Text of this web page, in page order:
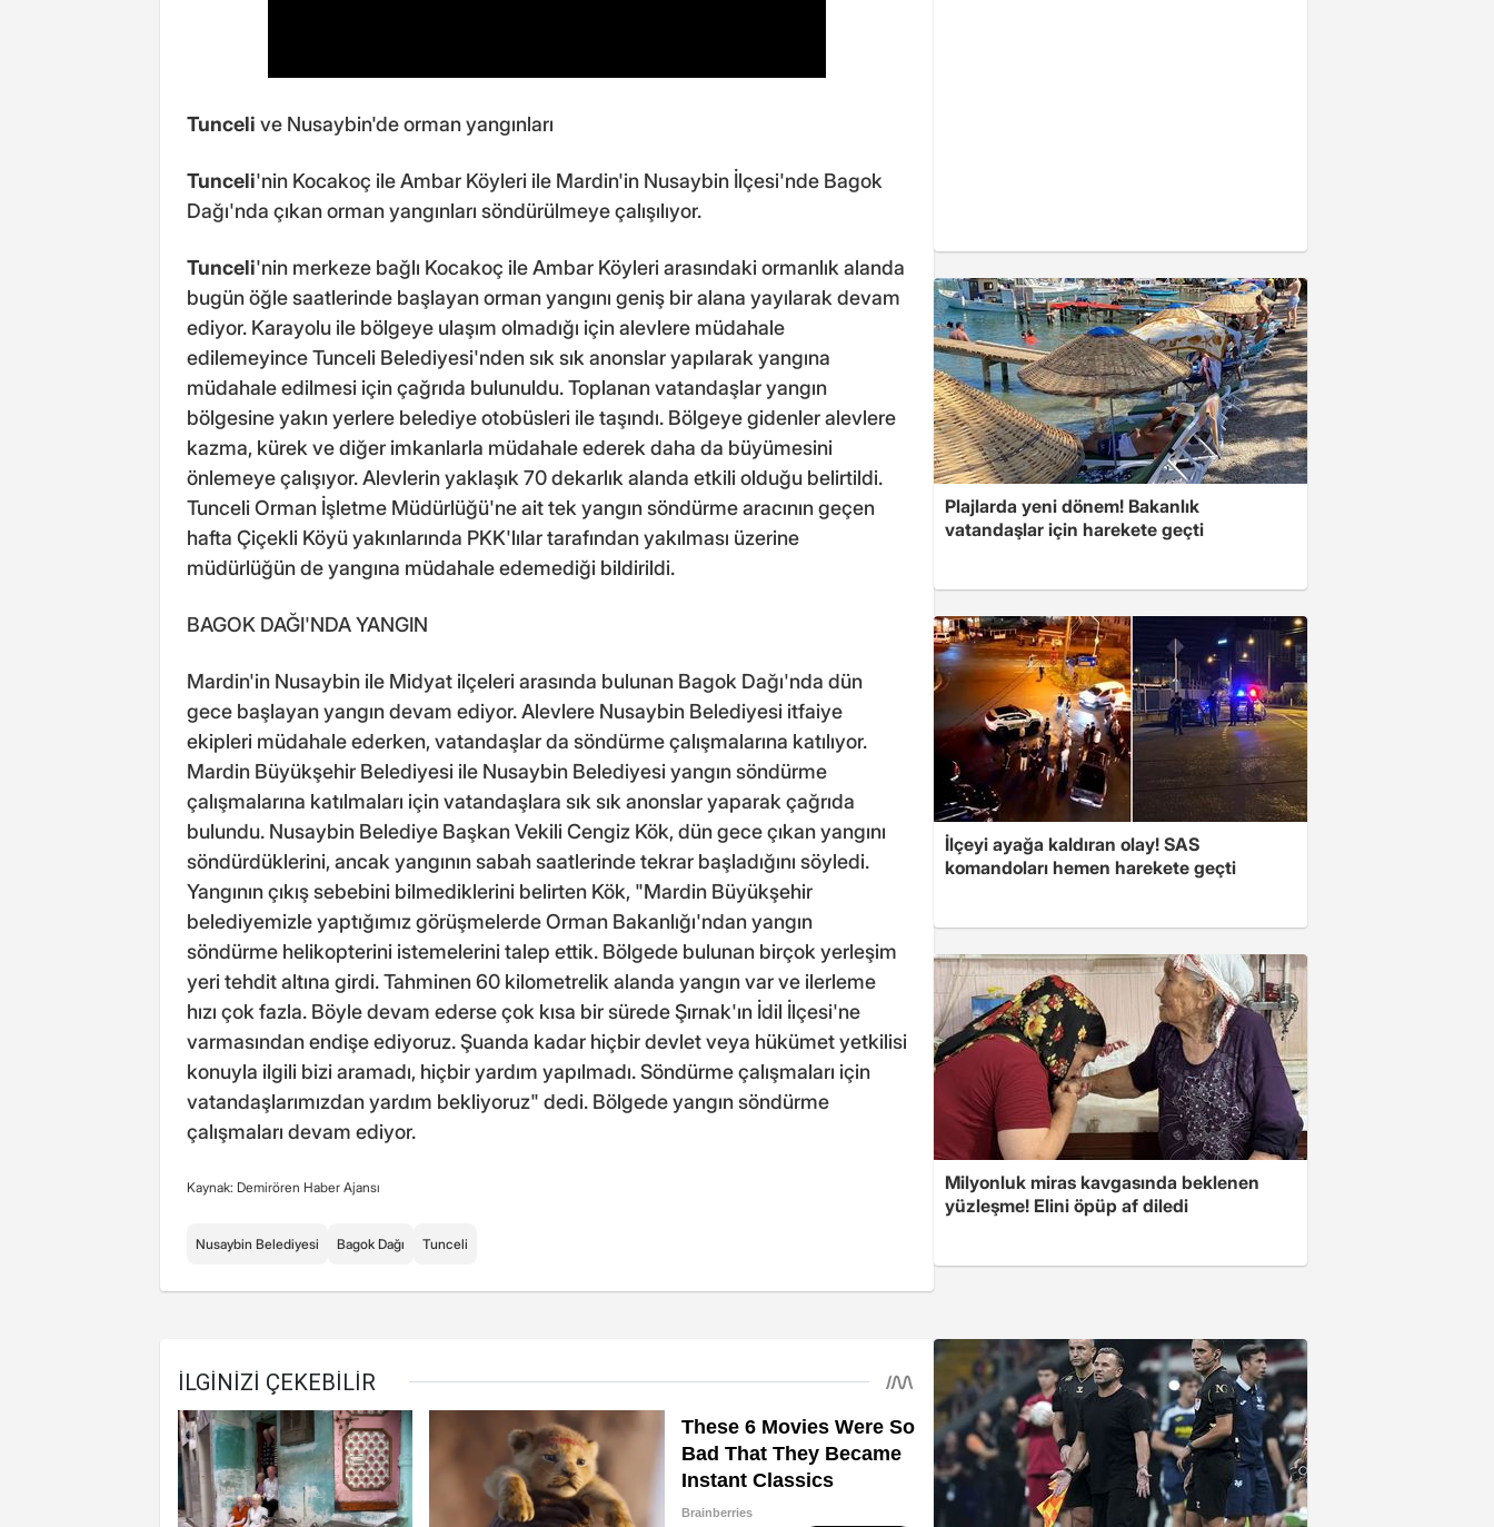
Tunceli ve Nusaybin'de orman yangınları
Tunceli'nin Kocakoç ile Ambar Köyleri ile Mardin'in Nusaybin İlçesi'nde Bagok
Dağı'nda çıkan orman yangınları söndürülmeye çalışılıyor.
Tunceli'nin merkeze bağlı Kocakoç ile Ambar Köyleri arasındaki ormanlık alanda
bugün öğle saatlerinde başlayan orman yangını geniş bir alana yayılarak devam
ediyor. Karayolu ile bölgeye ulaşım olmadığı için alevlere müdahale
edilemeyince Tunceli Belediyesi'nden sık sık anonslar yapılarak yangına
müdahale edilmesi için çağrıda bulunuldu. Toplanan vatandaşlar yangın
bölgesine yakın yerlere belediye otobüsleri ile taşındı. Bölgeye gidenler alevlere
kazma, kürek ve diğer imkanlarla müdahale ederek daha da büyümesini
önlemeye çalışıyor. Alevlerin yaklaşık 70 dekarlık alanda etkili olduğu belirtildi.
Tunceli Orman İşletme Müdürlüğü'ne ait tek yangın söndürme aracının geçen
hafta Çiçekli Köyü yakınlarında PKK'lılar tarafından yakılması üzerine
müdürlüğün de yangına müdahale edemediği bildirildi.
BAGOK DAĞI'NDA YANGIN
Mardin'in Nusaybin ile Midyat ilçeleri arasında bulunan Bagok Dağı'nda dün
gece başlayan yangın devam ediyor. Alevlere Nusaybin Belediyesi itfaiye
ekipleri müdahale ederken, vatandaşlar da söndürme çalışmalarına katılıyor.
Mardin Büyükşehir Belediyesi ile Nusaybin Belediyesi yangın söndürme
çalışmalarına katılmaları için vatandaşlara sık sık anonslar yaparak çağrıda
bulundu. Nusaybin Belediye Başkan Vekili Cengiz Kök, dün gece çıkan yangını
söndürdüklerini, ancak yangının sabah saatlerinde tekrar başladığını söyledi.
Yangının çıkış sebebini bilmediklerini belirten Kök, "Mardin Büyükşehir
belediyemizle yaptığımız görüşmelerde Orman Bakanlığı'ndan yangın
söndürme helikopterini istemelerini talep ettik. Bölgede bulunan birçok yerleşim
yeri tehdit altına girdi. Tahminen 60 kilometrelik alanda yangın var ve ilerleme
hızı çok fazla. Böyle devam ederse çok kısa bir sürede Şırnak'ın İdil İlçesi'ne
varmasından endişe ediyoruz. Şuanda kadar hiçbir devlet veya hükümet yetkilisi
konuyla ilgili bizi aramadı, hiçbir yardım yapılmadı. Söndürme çalışmaları için
vatandaşlarımızdan yardım bekliyoruz" dedi. Bölgede yangın söndürme
çalışmaları devam ediyor.
Kaynak: Demirören Haber Ajansı
Nusaybin Belediyesi Bagok Dağı Tunceli
Plajlarda yeni dönem! Bakanlık
vatandaşlar için harekete geçti
İlçeyi ayağa kaldıran olay! SAS
komandoları hemen harekete geçti
Milyonluk miras kavgasında beklenen
yüzleşme! Elini öpüp af diledi